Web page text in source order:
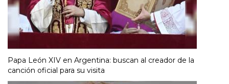
Papa León XIV en Argentina: buscan al creador de la
canción oficial para su visita